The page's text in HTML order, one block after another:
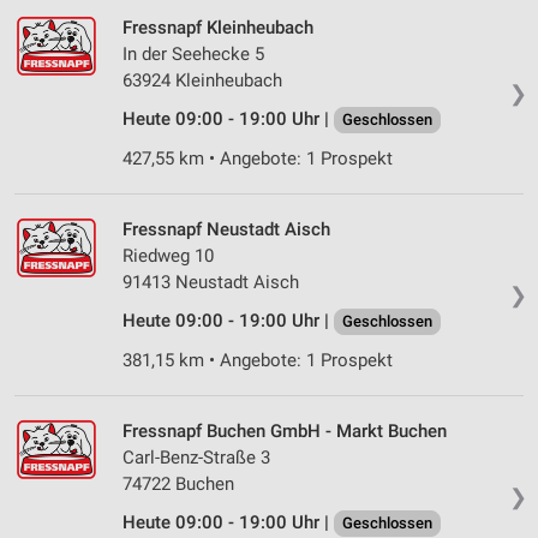
❯
Fressnapf Kleinheubach
In der Seehecke 5
63924 Kleinheubach
Heute 09:00 - 19:00 Uhr |
Geschlossen
427,55 km • Angebote: 1 Prospekt
❯
Fressnapf Neustadt Aisch
Riedweg 10
91413 Neustadt Aisch
Heute 09:00 - 19:00 Uhr |
Geschlossen
381,15 km • Angebote: 1 Prospekt
❯
Fressnapf Buchen GmbH - Markt Buchen
Carl-Benz-Straße 3
74722 Buchen
Heute 09:00 - 19:00 Uhr |
Geschlossen
von Inhalten
Verwendung von Profilen zur Auswahl
Messung der Werbeleistung
Analyse von Zielgruppen durch Statistiken oder
Kombinationen von Daten aus verschiedenen
Entwicklung und Verbesserung der Angebote
IAB-Besonderheiten:
Verwendung genauer Standortdaten
Geräte anhand von aktiv angeforderten